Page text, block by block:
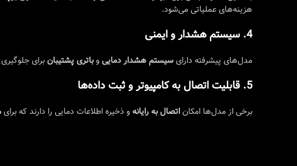
هزینه‌های عملیاتی می‌شود.
4. سیستم هشدار و ایمنی
مدل‌های پیشرفته دارایسیستم هشدار دماییوباتری پشتیبانبرای
5. قابلیت اتصال به کامپیوتر و ثبت داده‌ها
برخی از مدل‌ها امکاناتصال به رایانهو ذخیره اطلاعات دمایی را دارند که برای